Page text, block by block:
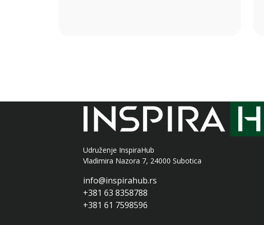
Udruženje InspiraHub
Vladimira Nazora 7, 24000 Subotica
info@inspirahub.rs
+381 63 8358788
+381 61 7598596